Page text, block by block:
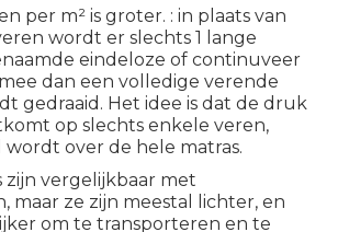
per m² is groter. : in plaats van
wordt er slechts 1 lange
eindeloze of continuveer
dan een volledige verende
gedraaid. Het idee is dat de druk
op slechts enkele veren,
over de hele matras.
zijn vergelijkbaar met
maar ze zijn meestal lichter, en
om te transporteren en te